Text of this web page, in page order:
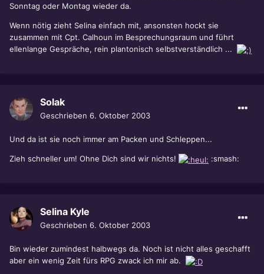
Sonntag oder Montag wieder da.
Wenn nötig zieht Selina einfach mit, ansonsten hockt sie
zusammen mit Cpt. Calhoun im Besprechungsraum und führt
ellenlange Gespräche, rein plantonisch selbstverständlich ...
Solak
Geschrieben 6. Oktober 2003
Und da ist sie noch immer am Packen und Schleppen...
Zieh schneller um! Ohne Dich sind wir nichts! :smash:
Selina Kyle
Geschrieben 6. Oktober 2003
Bin wieder zumindest halbwegs da. Noch ist nicht alles geschafft
aber ein wenig Zeit fürs RPG zwack ich mir ab.